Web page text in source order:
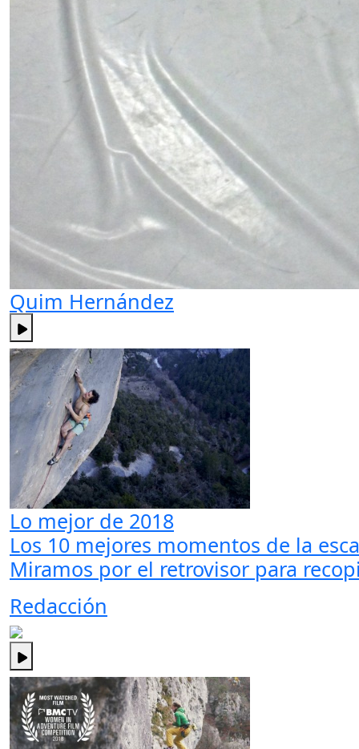
Quim Hernández
Lo mejor de 2018
Los 10 mejores momentos de la
Miramos por el retrovisor para
Redacción